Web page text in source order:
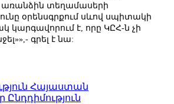
առանձին տեղամասերի
օրենսգրքում սևով սպիտակի
կարգավորում է, որը ԿԸՀ-ն չի
գրել է նա:
Հայաստան
Ընդդիմություն